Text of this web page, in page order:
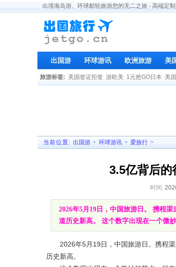
出境海岛游、环球邮轮旅游您的无二之旅 - 高端定制
出国游 环球游讯 欧洲旅游 美
旅游标签: 美国签证拒签 游欧美 1元抢GO日本 美
当前位置: 出国游 > 环球游讯 > 爱旅行 >
3.5亿背后的
时间:
2026年5月19日，中国旅游日。 携程
道历史新高。 这个数字出现在一个微
2026年5月19日，中国旅游日。携程渠
历史新高。